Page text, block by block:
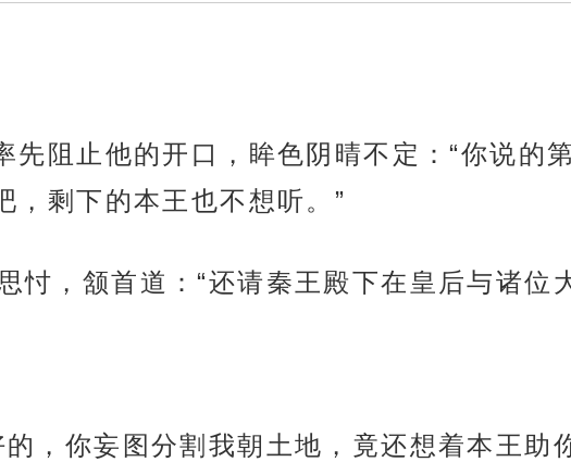
先阻止他的开口，眸色阴晴不定：“你说的
，剩下的本王也不想听。”
忖，颔首道：“还请秦王殿下在皇后与诸位
，你妄图分割我朝土地，竟还想着本王助